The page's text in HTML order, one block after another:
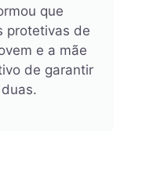
que
protetivas de
e a mãe
de garantir